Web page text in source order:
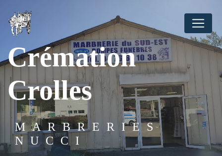
Crémation
Crolles
MARBRERIES
NUCCI